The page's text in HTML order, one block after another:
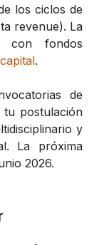
los ciclos de
revenue). La
con fondos
.
de
tu postulación
y
La próxima
2026.